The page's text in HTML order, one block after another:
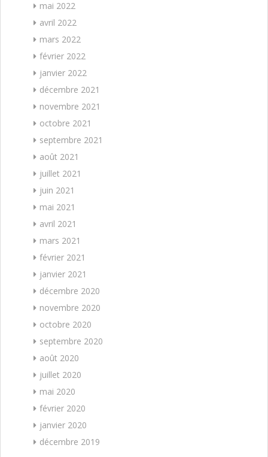
mai 2022
avril 2022
mars 2022
février 2022
janvier 2022
décembre 2021
novembre 2021
octobre 2021
septembre 2021
août 2021
juillet 2021
juin 2021
mai 2021
avril 2021
mars 2021
février 2021
janvier 2021
décembre 2020
novembre 2020
octobre 2020
septembre 2020
août 2020
juillet 2020
mai 2020
février 2020
janvier 2020
décembre 2019